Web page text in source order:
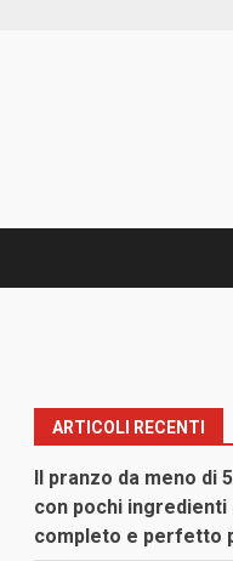
ARTICOLI RECENTI
Il pranzo da meno di
con pochi
completo e perfetto